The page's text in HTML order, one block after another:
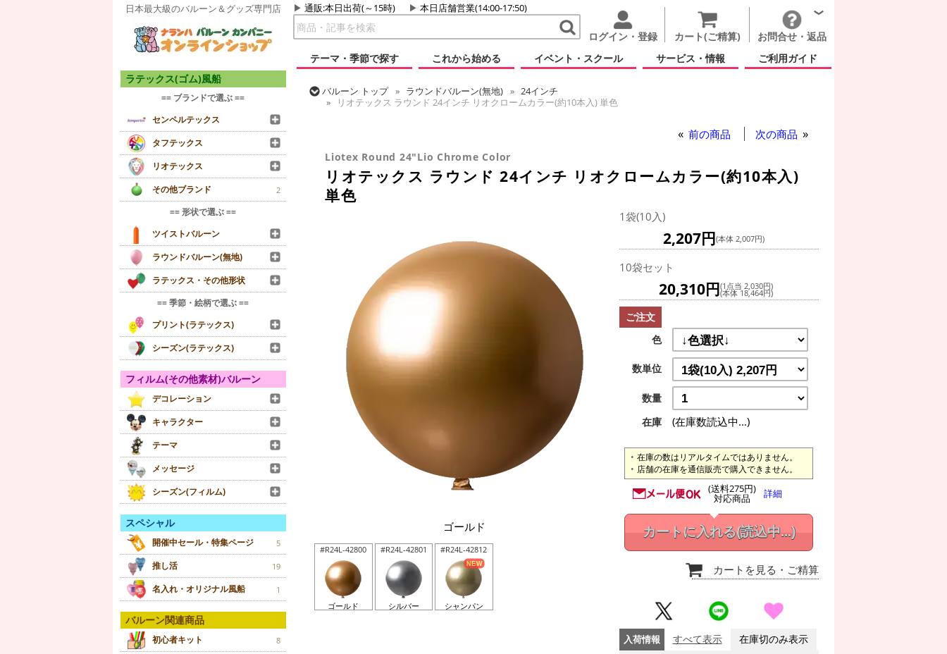
日本最大級のバルーン＆グッズ専門店 通販:本日出荷(～15時) 本日店舗営業(14:00-17:50)
ログイン・登録 カート(ご精算)
お問合せ・返品
テーマ・季節で探す
これから始める イベント・スクール サービス・情報 ご利用ガイド
ラテックス(ゴム)風船
== ブランドで選ぶ ==
センペルテックス
タフテックス
リオテックス
その他ブランド
2
== 形状で選ぶ ==
ツイストバルーン
ラウンドバルーン(無地)
ラテックス・その他形状
== 季節・絵柄で選ぶ ==
プリント(ラテックス)
シーズン(ラテックス)
フィルム(その他素材)バルーン
デコレーション
キャラクター
テーマ
メッセージ
シーズン(フィルム)
スペシャル
開催中セール・特集ページ 5
推し活 19
名入れ・オリジナル風船 1
バルーン関連商品
初心者キット 8
バルーン トップ ラウンドバルーン(無地)
24インチ
リオテックス ラウンド 24インチ リオクロームカラー(約10本入) 単色
前の商品 次の商品
Liotex Round 24"Lio Chrome Color
リオテックス ラウンド 24インチ リオクロームカラー(約10本入)
単色
ゴールド
#R24L-42800
ゴールド
#R24L-42801
シルバー
#R24L-42812
シャンパン
1袋(10入)
2,207円(本体 2,007円)
10袋セット
20,310円(1点当 2,030円)
(本体 18,464円)
ご注文
色
数単位
数量
在庫
(在庫数読込中...)
在庫の数はリアルタイムではありません。
店舗の在庫を通信販売で購入できません。
(送料275円)
対応商品 詳細
カートに入れる(読込中...)
カートを見る ・ご精算
入荷情報 すべて表示 在庫切のみ表示